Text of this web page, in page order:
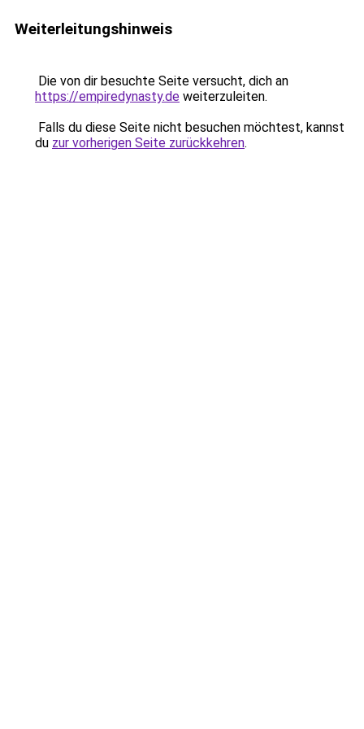
Weiterleitungshinweis
Die von dir besuchte Seite versucht, dich an
https://empiredynasty.de weiterzuleiten.
Falls du diese Seite nicht besuchen möchtest, kannst
du zur vorherigen Seite zurückkehren.